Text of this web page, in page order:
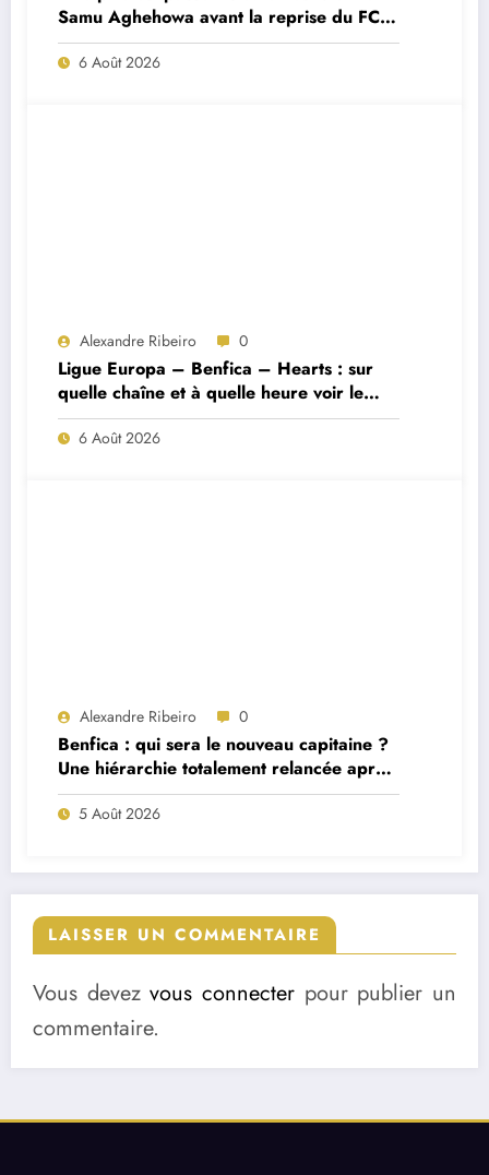
Samu Aghehowa avant la reprise du FC
Porto ?
6 Août 2026
Alexandre Ribeiro 0
Ligue Europa – Benfica – Hearts : sur
quelle chaîne et à quelle heure voir le
match ?
6 Août 2026
Alexandre Ribeiro 0
Benfica : qui sera le nouveau capitaine ?
Une hiérarchie totalement relancée après
deux départs majeurs
5 Août 2026
LAISSER UN COMMENTAIRE
Vous devezvous connecter pour publier un
commentaire.